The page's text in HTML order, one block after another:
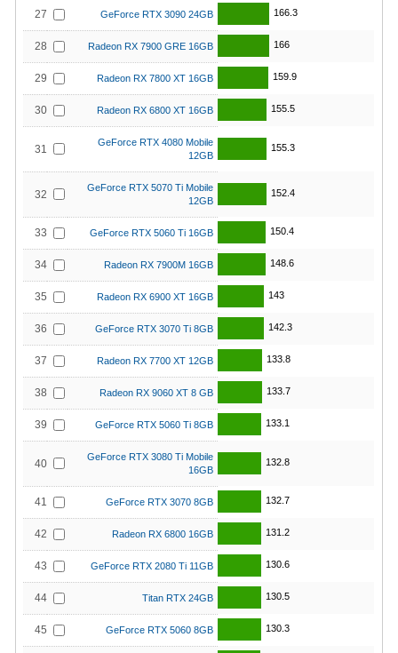
27 GeForce RTX 3090 24GB 166.3
28 Radeon RX 7900 GRE 16GB 166
29 Radeon RX 7800 XT 16GB 159.9
30 Radeon RX 6800 XT 16GB 155.5
31
GeForce RTX 4080 Mobile
12GB
155.3
32
GeForce RTX 5070 Ti Mobile
12GB
152.4
33 GeForce RTX 5060 Ti 16GB 150.4
34 Radeon RX 7900M 16GB 148.6
35 Radeon RX 6900 XT 16GB 143
36 GeForce RTX 3070 Ti 8GB 142.3
37 Radeon RX 7700 XT 12GB 133.8
38 Radeon RX 9060 XT 8 GB 133.7
39 GeForce RTX 5060 Ti 8GB 133.1
40
GeForce RTX 3080 Ti Mobile
16GB
132.8
41 GeForce RTX 3070 8GB 132.7
42 Radeon RX 6800 16GB 131.2
43 GeForce RTX 2080 Ti 11GB 130.6
44 Titan RTX 24GB 130.5
45 GeForce RTX 5060 8GB 130.3